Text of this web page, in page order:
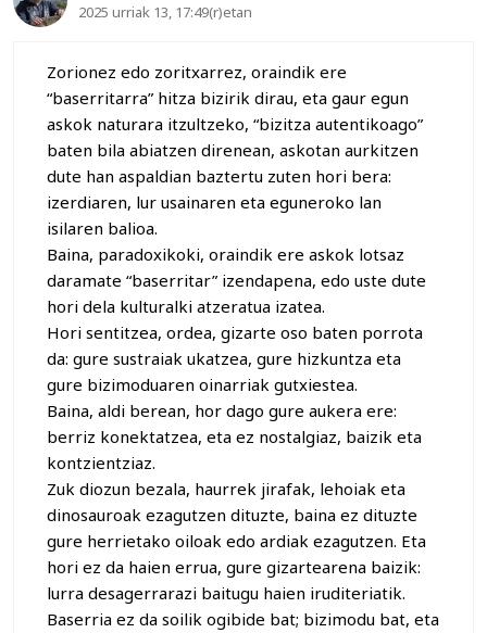
2025 urriak 13, 17:49(r)etan
Zorionez edo zoritxarrez, oraindik ere
“baserritarra” hitza bizirik dirau, eta gaur egun
askok naturara itzultzeko, “bizitza autentikoago”
baten bila abiatzen direnean, askotan aurkitzen
dute han aspaldian baztertu zuten hori bera:
izerdiaren, lur usainaren eta eguneroko lan
isilaren balioa.
Baina, paradoxikoki, oraindik ere askok lotsaz
daramate “baserritar” izendapena, edo uste dute
hori dela kulturalki atzeratua izatea.
Hori sentitzea, ordea, gizarte oso baten porrota
da: gure sustraiak ukatzea, gure hizkuntza eta
gure bizimoduaren oinarriak gutxiestea.
Baina, aldi berean, hor dago gure aukera ere:
berriz konektatzea, eta ez nostalgiaz, baizik eta
kontzientziaz.
Zuk diozun bezala, haurrek jirafak, lehoiak eta
dinosauroak ezagutzen dituzte, baina ez dituzte
gure herrietako oiloak edo ardiak ezagutzen. Eta
hori ez da haien errua, gure gizartearena baizik:
lurra desagerrarazi baitugu haien iruditeriatik.
Baserria ez da soilik ogibide bat; bizimodu bat, eta